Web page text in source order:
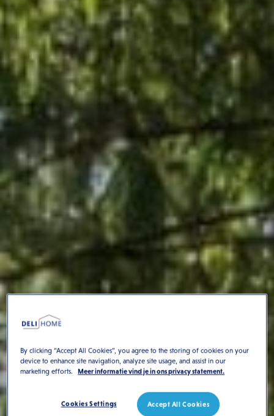
By clicking “Accept All Cookies”, you agree to the storing of cookies on your
device to enhance site navigation, analyze site usage, and assist in our
marketing efforts.
Meer informatie vind je in ons privacy statement.
Accept All Cookies
Cookies Settings